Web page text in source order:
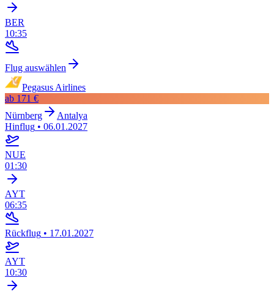
BER
10:35
Flug auswählen
Pegasus Airlines
ab 171 €
Nürnberg
Antalya
Hinflug • 06.01.2027
NUE
01:30
AYT
06:35
Rückflug • 17.01.2027
AYT
10:30